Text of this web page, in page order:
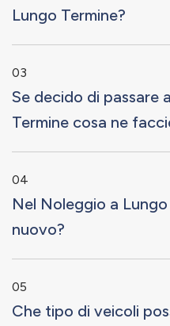
Lungo Termine?
03
Se decido di passare
Termine cosa ne
04
Nel Noleggio a
nuovo?
05
Che tipo di veicoli